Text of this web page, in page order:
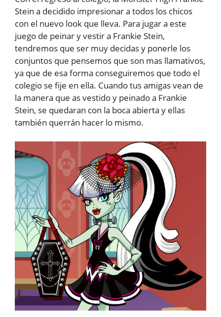
Stein a decidido impresionar a todos los chicos
con el nuevo look que lleva. Para jugar a este
juego de peinar y vestir a Frankie Stein,
tendremos que ser muy decidas y ponerle los
conjuntos que pensemos que son mas llamativos,
ya que de esa forma conseguiremos que todo el
colegio se fije en ella. Cuando tus amigas vean de
la manera que as vestido y peinado a Frankie
Stein, se quedaran con la boca abierta y ellas
también querrán hacer lo mismo.